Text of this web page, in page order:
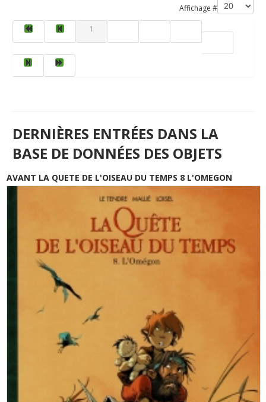
Affichage #
1
DERNIÈRES ENTRÉES DANS LA
BASE DE DONNÉES DES OBJETS
AVANT LA QUETE DE L'OISEAU DU TEMPS 8 L'OMEGON